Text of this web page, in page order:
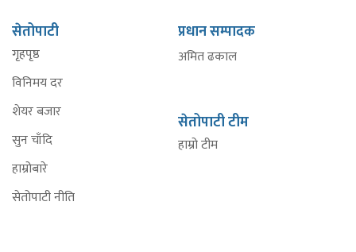
सेतोपाटी
गृहपृष्ठ
विनिमय दर
शेयर बजार
सुन चाँदि
हाम्रोबारे
सेतोपाटी नीति
प्रधान सम्पादक
अमित ढकाल
सेतोपाटी टीम
हाम्रो टीम